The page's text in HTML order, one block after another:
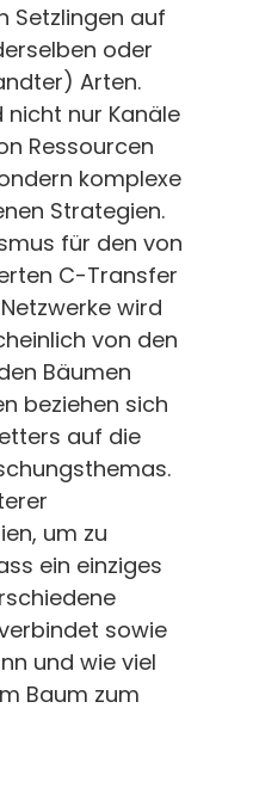
Setzlingen auf
oder
Arten.
nicht nur Kanäle
Ressourcen
komplexe
Strategien.
für den von
C-Transfer
wird
von den
Bäumen
beziehen sich
auf die
um zu
ein einziges
sowie
und wie viel
Baum zum